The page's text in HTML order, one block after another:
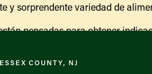
y sorprendente variedad de
pensadas para obtener
información sobre las
para llegar.
COUNTY, NJ